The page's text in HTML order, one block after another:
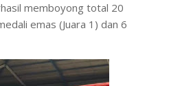
memboyong total 20
emas (Juara 1) dan 6